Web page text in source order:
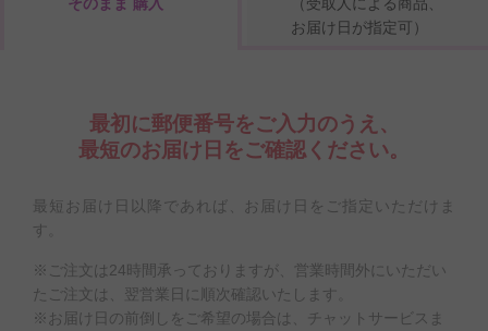
お届け日が指定可）
最初に郵便番号をご入力のうえ、
最短のお届け日をご確認ください。
最短お届け日以降であれば、お届け日をご指定いただけま
す。
※ご注文は24時間承っておりますが、営業時間外にいただい
たご注文は、翌営業日に順次確認いたします。
※お届け日の前倒しをご希望の場合は、チャットサービスま